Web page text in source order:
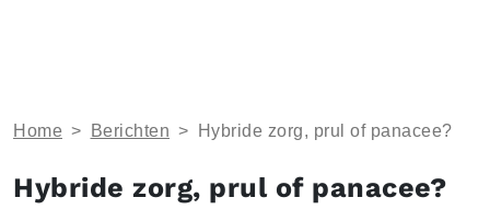
Home > Berichten > Hybride zorg, prul of panacee?
Hybride zorg, prul of panacee?